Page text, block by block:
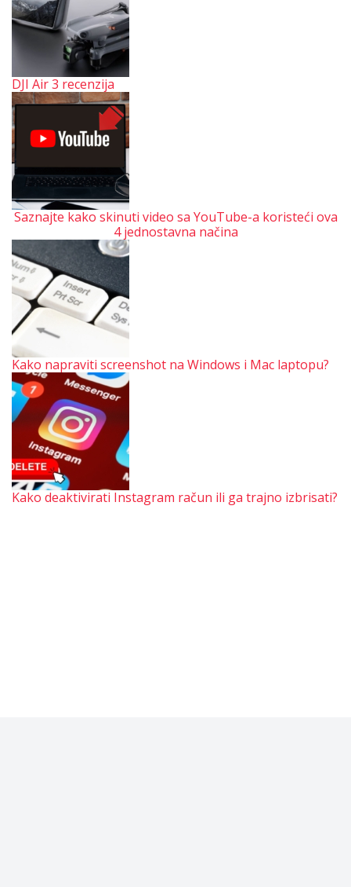
DJI Air 3 recenzija
Saznajte kako skinuti video sa YouTube-a koristeći ova
4 jednostavna načina
Kako napraviti screenshot na Windows i Mac laptopu?
Kako deaktivirati Instagram račun ili ga trajno izbrisati?